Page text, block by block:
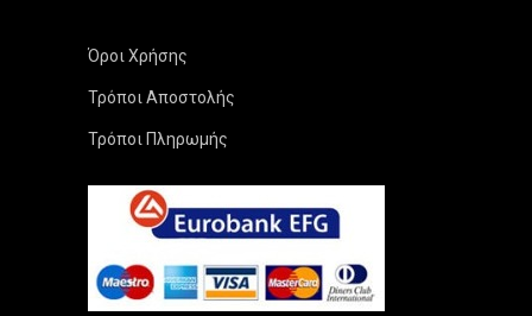
Όροι Χρήσης
Τρόποι Αποστολής
Τρόποι Πληρωμής